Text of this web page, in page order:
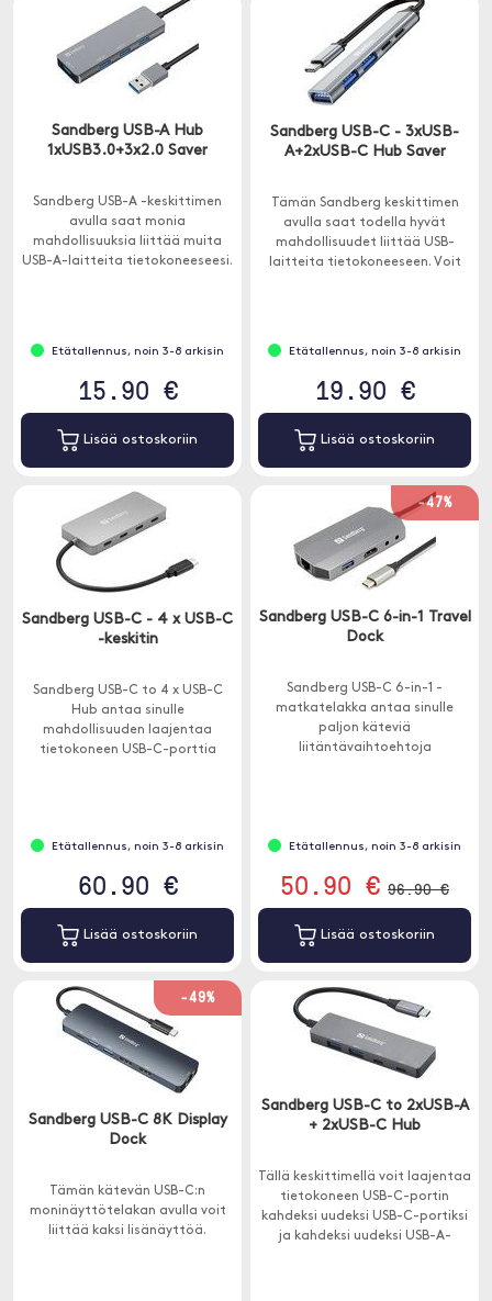
Sandberg USB-A Hub
1xUSB3.0+3x2.0 Saver
Sandberg USB-A -keskittimen
avulla saat monia
mahdollisuuksia liittää muita
USB-A-laitteita tietokoneeseesi.
Etätallennus, noin 3-8 arkisin
15.90 €
Lisää ostoskoriin
Sandberg USB-C - 3xUSB-
A+2xUSB-C Hub Saver
Tämän Sandberg keskittimen
avulla saat todella hyvät
mahdollisuudet liittää USB-
laitteita tietokoneeseen. Voit
Etätallennus, noin 3-8 arkisin
19.90 €
Lisää ostoskoriin
Sandberg USB-C - 4 x USB-C
-keskitin
Sandberg USB-C to 4 x USB-C
Hub antaa sinulle
mahdollisuuden laajentaa
tietokoneen USB-C-porttia
Etätallennus, noin 3-8 arkisin
60.90 €
Lisää ostoskoriin
-47%
Sandberg USB-C 6-in-1 Travel
Dock
Sandberg USB-C 6-in-1 -
matkatelakka antaa sinulle
paljon käteviä
liitäntävaihtoehtoja
Etätallennus, noin 3-8 arkisin
50.90 € 96.90 €
Lisää ostoskoriin
-49%
Sandberg USB-C 8K Display
Dock
Tämän kätevän USB-C:n
moninäyttötelakan avulla voit
liittää kaksi lisänäyttöä.
Sandberg USB-C to 2xUSB-A
+ 2xUSB-C Hub
Tällä keskittimellä voit laajentaa
tietokoneen USB-C-portin
kahdeksi uudeksi USB-C-portiksi
ja kahdeksi uudeksi USB-A-